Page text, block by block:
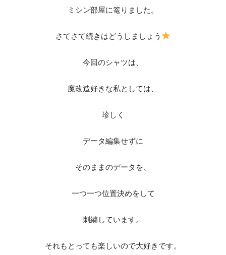
ミシン部屋に篭りました。
さてさて続きはどうしましょう
今回のシャツは、
魔改造好きな私としては、
珍しく
データ編集せずに
そのままのデータを、
一つ一つ位置決めをして
刺繍しています。
それもとっても楽しいので大好きです。